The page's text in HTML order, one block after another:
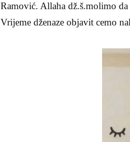
Ramović. Allaha dž.š.molimo da
Vrijeme dženaze objavit cemo